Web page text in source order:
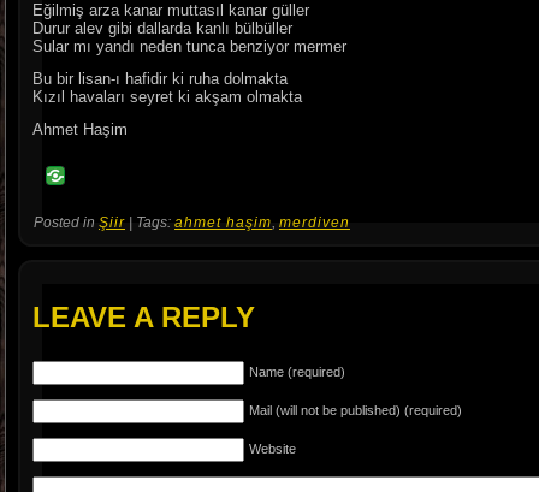
Eğilmiş arza kanar muttasıl kanar güller
Durur alev gibi dallarda kanlı bülbüller
Sular mı yandı neden tunca benziyor mermer
Bu bir lisan-ı hafidir ki ruha dolmakta
Kızıl havaları seyret ki akşam olmakta
Ahmet Haşim
Posted in Şiir | Tags: ahmet haşim, merdiven
LEAVE A REPLY
Name (required)
Mail (will not be published) (required)
Website